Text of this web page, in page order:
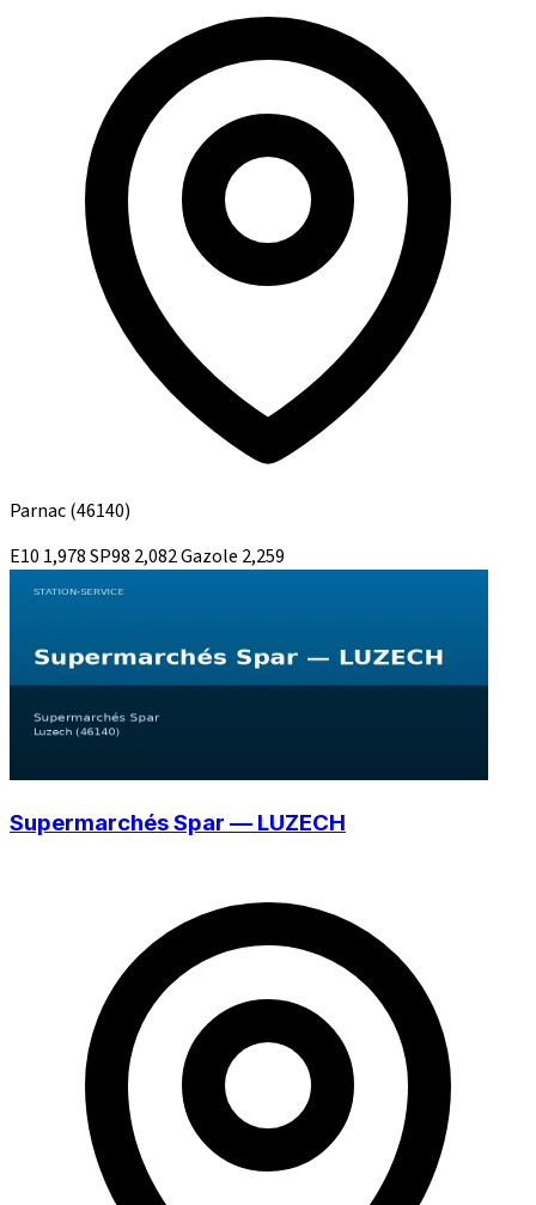
Parnac(46140)
E10 1,978SP98 2,082Gazole 2,259
Supermarchés Spar — LUZECH